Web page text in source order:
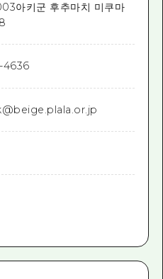
아키군 후추마치 미쿠마
4636